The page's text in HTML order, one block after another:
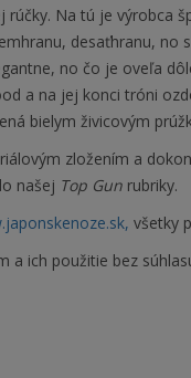
Na tú je výrobca
desaťhranu,
no čo je oveľa
a na jej konci tróni
bielym živicovým
zložením a
našej Top Gunrubriky.
všetky
a ich použitie bez